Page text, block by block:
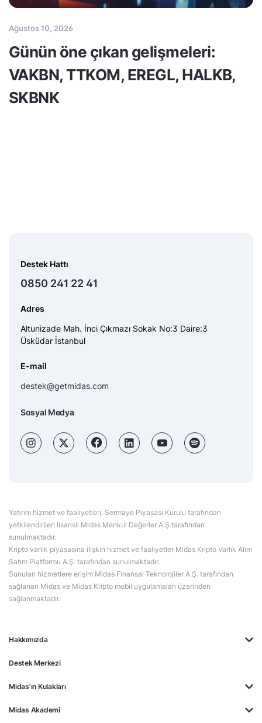
Ağustos 10, 2026
Günün öne çıkan gelişmeleri:
VAKBN, TTKOM, EREGL, HALKB,
SKBNK
Hakkımızda
Destek Merkezi
Midas'ın Kulakları
Midas Akademi
Destek Hattı
0850 241 22 41
Adres
Altunizade Mah. İnci Çıkmazı Sokak No:3 Daire:3
Üsküdar İstanbul
E-mail
destek@getmidas.com
Sosyal Medya
Yatırım hizmet ve faaliyetleri, Sermaye Piyasası Kurulu tarafından
yetkilendirilen lisanslı Midas Menkul Değerler A.Ş tarafından
sunulmaktadır.
Kripto varlık piyasasına ilişkin hizmet ve faaliyetler Midas Kripto Varlık Alım
Satım Platformu A.Ş. tarafından sunulmaktadır.
Sunulan hizmetlere erişim Midas Finansal Teknolojiler A.Ş. tarafından
sağlanan Midas ve Midas Kripto mobil uygulamaları üzerinden
sağlanmaktadır.